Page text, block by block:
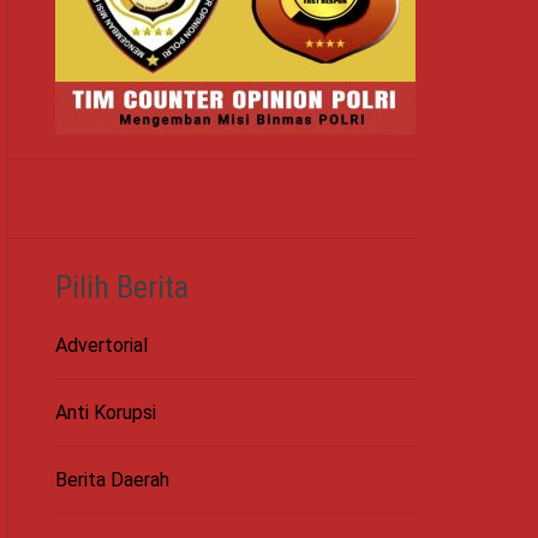
Pilih Berita
Advertorial
Anti Korupsi
Berita Daerah